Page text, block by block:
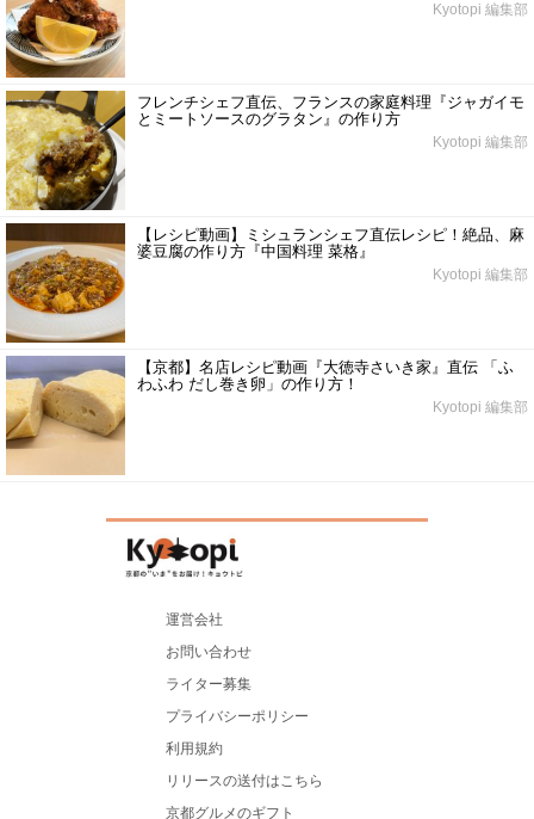
Kyotopi 編集部
フレンチシェフ直伝、フランスの家庭料理『ジャガイモ
とミートソースのグラタン』の作り方
Kyotopi 編集部
【レシピ動画】ミシュランシェフ直伝レシピ！絶品、麻
婆豆腐の作り方『中国料理 菜格』
Kyotopi 編集部
【京都】名店レシピ動画『大徳寺さいき家』直伝 「ふ
わふわ だし巻き卵」の作り方！
Kyotopi 編集部
運営会社
お問い合わせ
ライター募集
プライバシーポリシー
利用規約
リリースの送付はこちら
京都グルメのギフト